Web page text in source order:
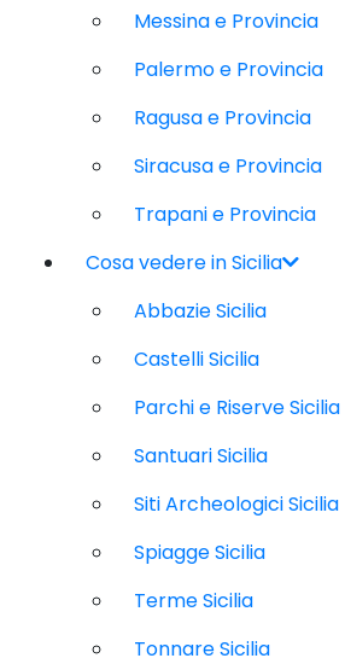
Messina e Provincia
Palermo e Provincia
Ragusa e Provincia
Siracusa e Provincia
Trapani e Provincia
Cosa vedere in Sicilia
Abbazie Sicilia
Castelli Sicilia
Parchi e Riserve Sicilia
Santuari Sicilia
Siti Archeologici Sicilia
Spiagge Sicilia
Terme Sicilia
Tonnare Sicilia